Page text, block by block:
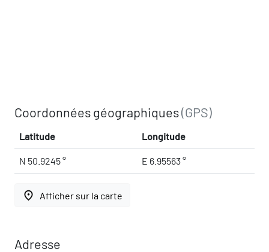
Coordonnées géographiques(GPS)
Latitude Longitude
N 50.9245 ° E 6.95563 °
place Afficher sur la carte
Adresse